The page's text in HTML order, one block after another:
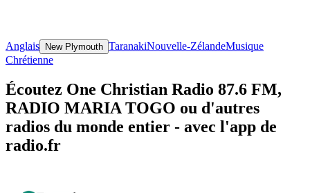
Anglais New Plymouth TaranakiNouvelle-ZélandeMusique
Chrétienne
Écoutez One Christian Radio 87.6 FM,
RADIO MARIA TOGO ou d'autres
radios du monde entier - avec l'app de
radio.fr